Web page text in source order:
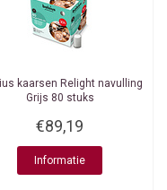
kaarsen Relight navulling
Grijs 80 stuks
€89,19
Informatie